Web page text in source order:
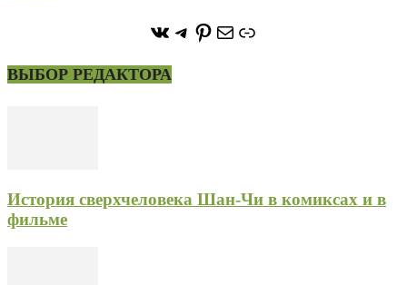
https://vk.com/
https://t.me/stoneforest
https://
ПочтаСсылка
ВЫБОР РЕДАКТОРА
История сверхчеловека Шан-Чи в комиксах и в
фильме